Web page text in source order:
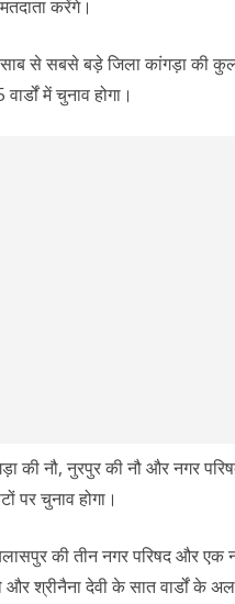
करेंगे।
से सबसे बड़े जिला कांगड़ा की
में चुनाव होगा।
की नौ, नुरपुर की नौ और नगर
पर चुनाव होगा।
की तीन नगर परिषद और एक
श्रीनैना देवी के सात वार्डों के